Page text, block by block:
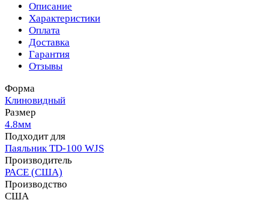
Описание
Характеристики
Оплата
Доставка
Гарантия
Отзывы
Форма
Клиновидный
Размер
4.8мм
Подходит для
Паяльник TD-100 WJS
Производитель
PACE (США)
Производство
США